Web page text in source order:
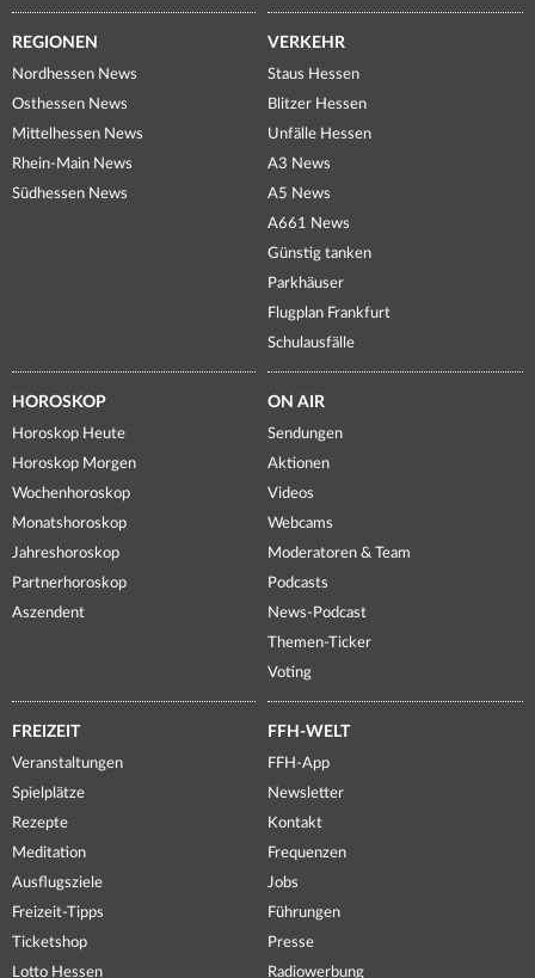
REGIONEN
Nordhessen News
Osthessen News
Mittelhessen News
Rhein-Main News
Südhessen News
VERKEHR
Staus Hessen
Blitzer Hessen
Unfälle Hessen
A3 News
A5 News
A661 News
Günstig tanken
Parkhäuser
Flugplan Frankfurt
Schulausfälle
HOROSKOP
Horoskop Heute
Horoskop Morgen
Wochenhoroskop
Monatshoroskop
Jahreshoroskop
Partnerhoroskop
Aszendent
ON AIR
Sendungen
Aktionen
Videos
Webcams
Moderatoren & Team
Podcasts
News-Podcast
Themen-Ticker
Voting
FREIZEIT
Veranstaltungen
Spielplätze
Rezepte
Meditation
Ausflugsziele
Freizeit-Tipps
Ticketshop
Lotto Hessen
FFH-WELT
FFH-App
Newsletter
Kontakt
Frequenzen
Jobs
Führungen
Presse
Radiowerbung